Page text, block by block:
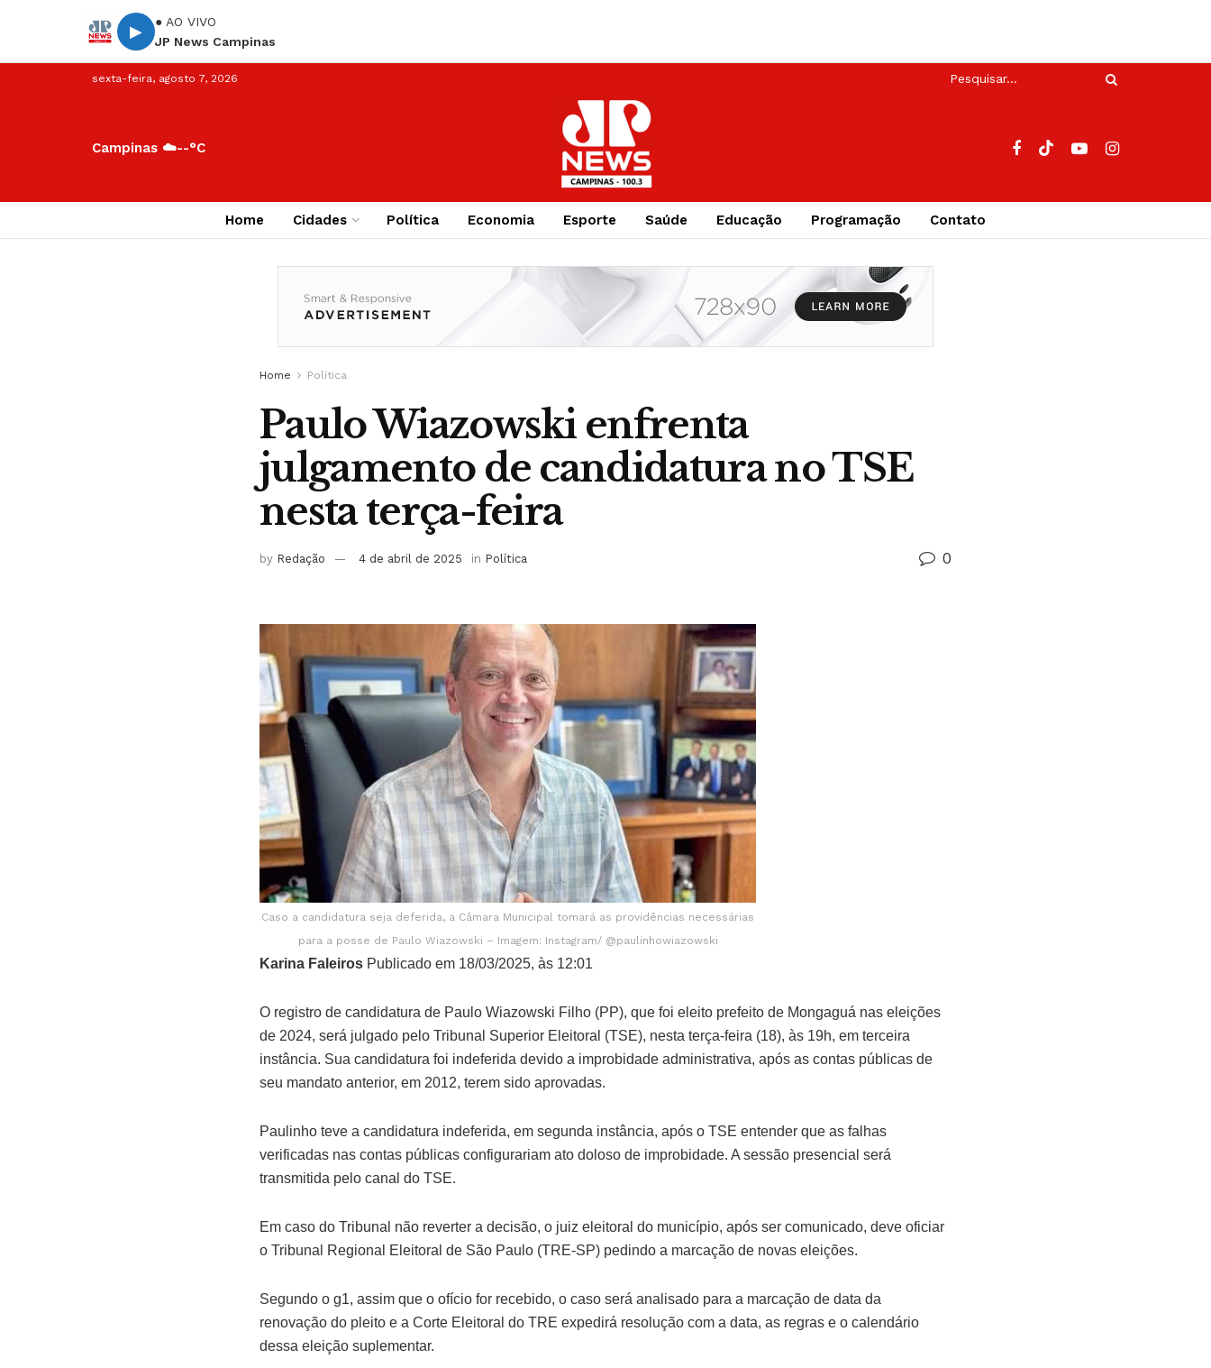
▶
● AO VIVO
JP News Campinas
sexta-feira, agosto 7, 2026
Campinas ☁️--°C
Home Cidades Política Economia Esporte Saúde Educação Programação Contato
Home Política
Paulo Wiazowski enfrenta
julgamento de candidatura no TSE
nesta terça-feira
by Redação 4 de abril de 2025 in Política 0
Caso a candidatura seja deferida, a Câmara Municipal tomará as providências necessárias
para a posse de Paulo Wiazowski – Imagem: Instagram/ @paulinhowiazowski
Karina Faleiros Publicado em 18/03/2025, às 12:01
O registro de candidatura de Paulo Wiazowski Filho (PP), que foi eleito prefeito de Mongaguá nas eleições
de 2024, será julgado pelo Tribunal Superior Eleitoral (TSE), nesta terça-feira (18), às 19h, em terceira
instância. Sua candidatura foi indeferida devido a improbidade administrativa, após as contas públicas de
seu mandato anterior, em 2012, terem sido aprovadas.
Paulinho teve a candidatura indeferida, em segunda instância, após o TSE entender que as falhas
verificadas nas contas públicas configurariam ato doloso de improbidade. A sessão presencial será
transmitida pelo canal do TSE.
Em caso do Tribunal não reverter a decisão, o juiz eleitoral do município, após ser comunicado, deve oficiar
o Tribunal Regional Eleitoral de São Paulo (TRE-SP) pedindo a marcação de novas eleições.
Segundo o g1, assim que o ofício for recebido, o caso será analisado para a marcação de data da
renovação do pleito e a Corte Eleitoral do TRE expedirá resolução com a data, as regras e o calendário
dessa eleição suplementar.